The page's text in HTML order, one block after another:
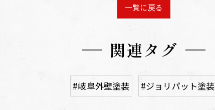
一覧に戻る
関連タグ
#岐阜外壁塗装 #ジョリパット塗装